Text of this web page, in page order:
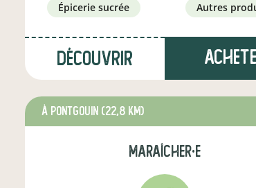
épicerie sucrée autres
Découvrir
à Pontgouin (22,8 km)
maraîcher·e